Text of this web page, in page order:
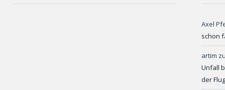
Axel
schon
artim
Unfall
der